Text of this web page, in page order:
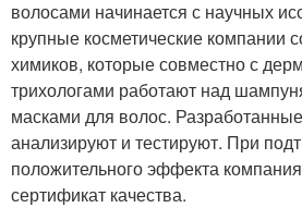
волосами начинается с научных
крупные косметические компании
химиков, которые совместно с
трихологами работают над
масками для волос.
анализируют и тестируют. При
положительного эффекта
сертификат качества.